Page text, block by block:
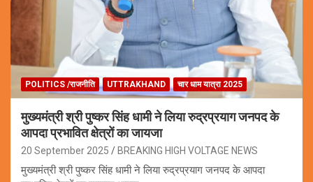
POLITICS /राजनीति UTTRAKHAND चार धाम यात्रा 2025
मुख्यमंत्री श्री पुष्कर सिंह धामी ने लिया रुद्रप्रयाग जनपद के
आपदा प्रभावित क्षेत्रों का जायजा
20 September 2025 BREAKING HIGH VOLTAGE NEWS
मुख्यमंत्री श्री पुष्कर सिंह धामी ने लिया रुद्रप्रयाग जनपद के आपदा